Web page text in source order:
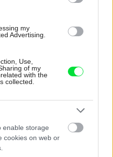
my
Advertising.
Use,
of my
with the
collected.
enable storage
cookies on web or